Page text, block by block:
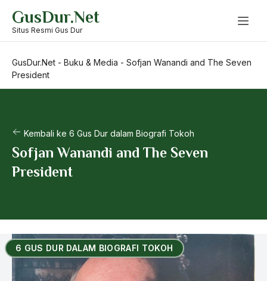
content
GusDur.Net
Situs Resmi Gus Dur
GusDur.Net - Buku & Media - Sofjan Wanandi and The Seven
President
Kembali ke 6 Gus Dur dalam Biografi Tokoh
Sofjan Wanandi and The Seven
President
6 GUS DUR DALAM BIOGRAFI TOKOH